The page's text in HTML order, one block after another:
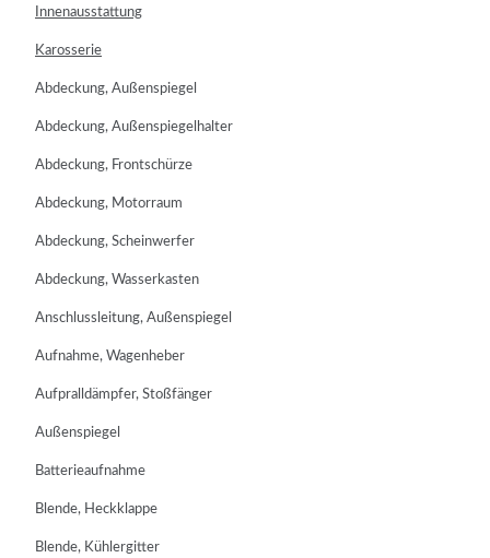
Innenausstattung
Karosserie
Abdeckung, Außenspiegel
Abdeckung, Außenspiegelhalter
Abdeckung, Frontschürze
Abdeckung, Motorraum
Abdeckung, Scheinwerfer
Abdeckung, Wasserkasten
Anschlussleitung, Außenspiegel
Aufnahme, Wagenheber
Aufpralldämpfer, Stoßfänger
Außenspiegel
Batterieaufnahme
Blende, Heckklappe
Blende, Kühlergitter